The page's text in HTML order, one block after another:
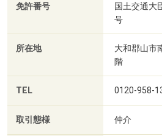
免許番号
国土交通大
号
所在地
大和郡山市
階
TEL 0120-958-
取引態様 仲介